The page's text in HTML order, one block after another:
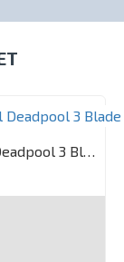
Фигурка Funko POP! Bobble Marvel Deadpool 3 Blade